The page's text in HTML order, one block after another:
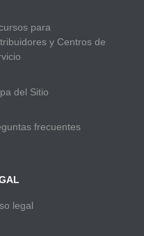
para
y Centros de
del Sitio
frecuentes
legal